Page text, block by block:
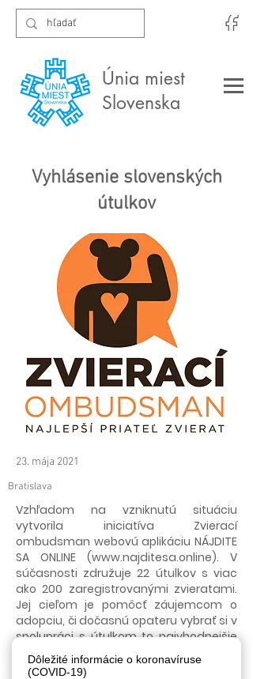
Únia miest
Slovenska
23. mája 2021
Bratislava
Vzhľadom na vzniknutú situáciu
vytvorila iniciatíva Zvierací
ombudsman webovú aplikáciu NÁJDITE
SA ONLINE (www.najditesa.online). V
súčasnosti združuje 22 útulkov s viac
ako 200 zaregistrovanými zvieratami.
Jej cieľom je pomôcť záujemcom o
adopciu, či dočasnú opateru vybrať si v
spolupráci s útulkom to najvhodnejšie
zviera a vyhnúť sa tak možným rizikám,
či nepríjemným situáciám.
Vyhlásenie slovenských
útulkov
Dôležité informácie o koronavíruse
(COVID-19)